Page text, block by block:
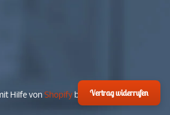
Hilfe von Shopify betrieben werden
Vertrag widerrufen